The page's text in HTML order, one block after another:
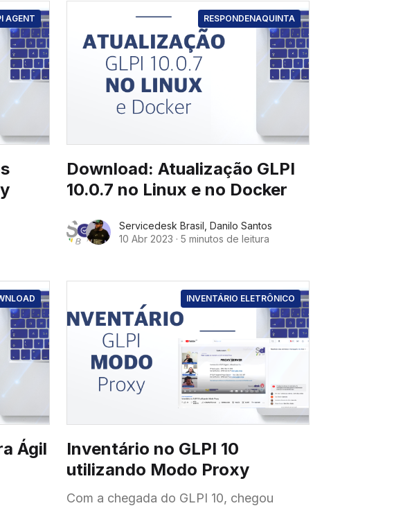
AGENT RESPONDENAQUINTA
Download: Atualização GLPI
10.0.7 no Linux e no Docker
Servicedesk Brasil ,Danilo Santos
10 Abr 2023 · 5 minutos de leitura
Ágil
INVENTÁRIO ELETRÔNICO
Inventário no GLPI 10
utilizando Modo Proxy
Com a chegada do GLPI 10, chegou